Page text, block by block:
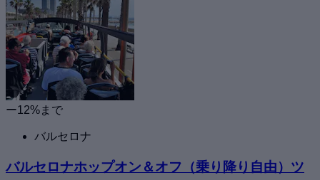
ー12%まで
バルセロナ
バルセロナホップオン＆オフ（乗り降り自由）ツ